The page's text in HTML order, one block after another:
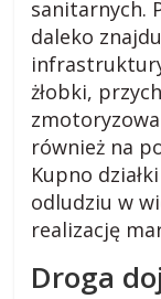
e
s
k
sanitarnych.
daleko
infrastruktury
żłobki,
również na
Kupno
odludziu w
realizację
Droga